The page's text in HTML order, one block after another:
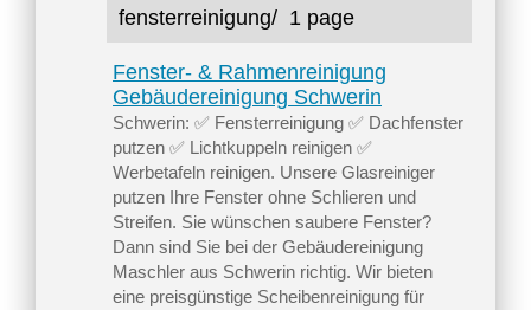
fensterreinigung/ 1 page
Fenster- & Rahmenreinigung
Gebäudereinigung Schwerin
Schwerin: ✅ Fensterreinigung ✅ Dachfenster
putzen ✅ Lichtkuppeln reinigen ✅
Werbetafeln reinigen. Unsere Glasreiniger
putzen Ihre Fenster ohne Schlieren und
Streifen. Sie wünschen saubere Fenster?
Dann sind Sie bei der Gebäudereinigung
Maschler aus Schwerin richtig. Wir bieten
eine preisgünstige Scheibenreinigung für